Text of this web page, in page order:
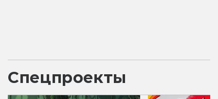
Спецпроекты